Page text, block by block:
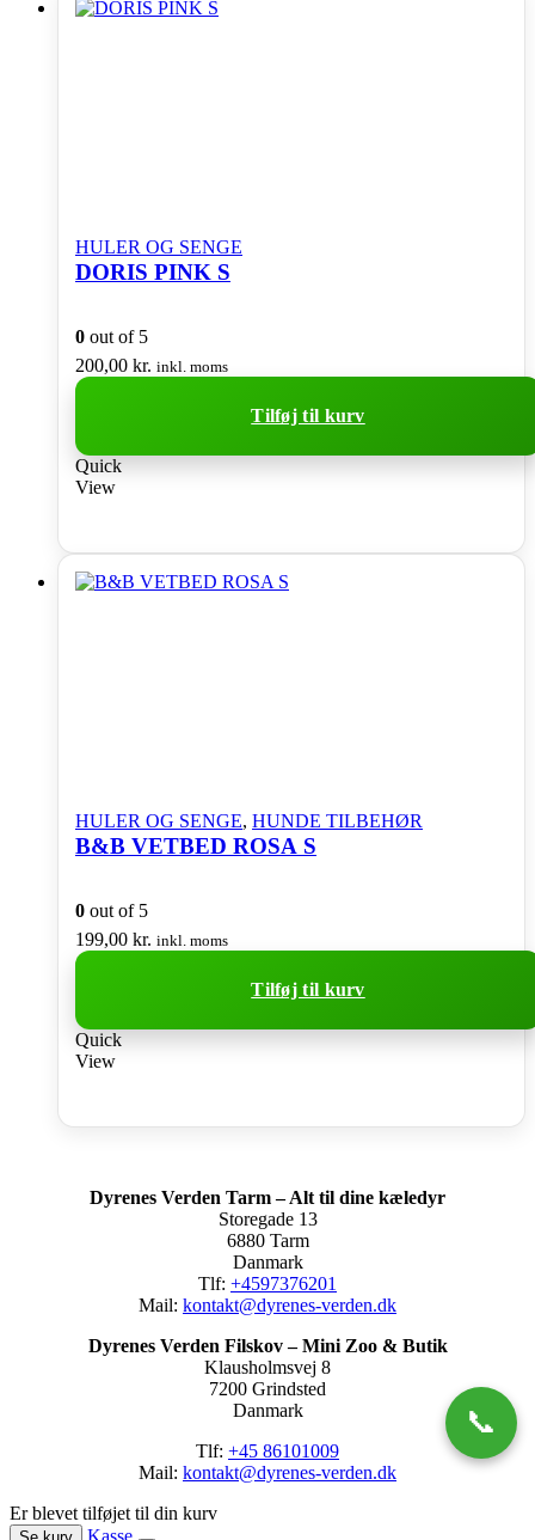
HULER OG SENGE
DORIS PINK S
0 out of 5
200,00 kr. inkl. moms
Tilføj til kurv
Quick
View
HULER OG SENGE, HUNDE TILBEHØR
B&B VETBED ROSA S
0 out of 5
199,00 kr. inkl. moms
Tilføj til kurv
Quick
View
Dyrenes Verden Tarm – Alt til dine kæledyr
Storegade 13
6880 Tarm
Danmark
Tlf: +4597376201
Mail: kontakt@dyrenes-verden.dk
Dyrenes Verden Filskov – Mini Zoo & Butik
Klausholmsvej 8
7200 Grindsted
Danmark
Tlf: +45 86101009
Mail: kontakt@dyrenes-verden.dk
Er blevet tilføjet til din kurv
Kasse
📞